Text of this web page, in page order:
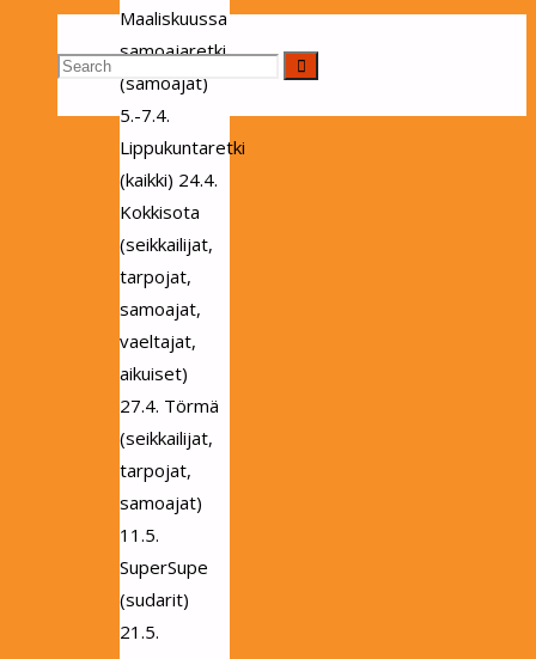
Search Search
Maaliskuussa
samoajaretki
(samoajat)
5.-7.4.
Lippukuntaretki
(kaikki) 24.4.
Kokkisota
(seikkailijat,
tarpojat,
samoajat,
vaeltajat,
aikuiset)
27.4. Törmä
(seikkailijat,
tarpojat,
samoajat)
11.5.
SuperSupe
(sudarit)
21.5.